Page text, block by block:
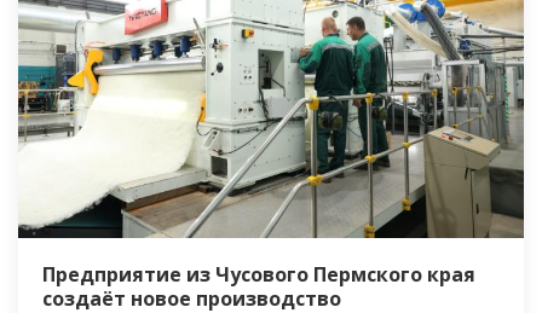
Предприятие из Чусового Пермского края
создаёт новое производство